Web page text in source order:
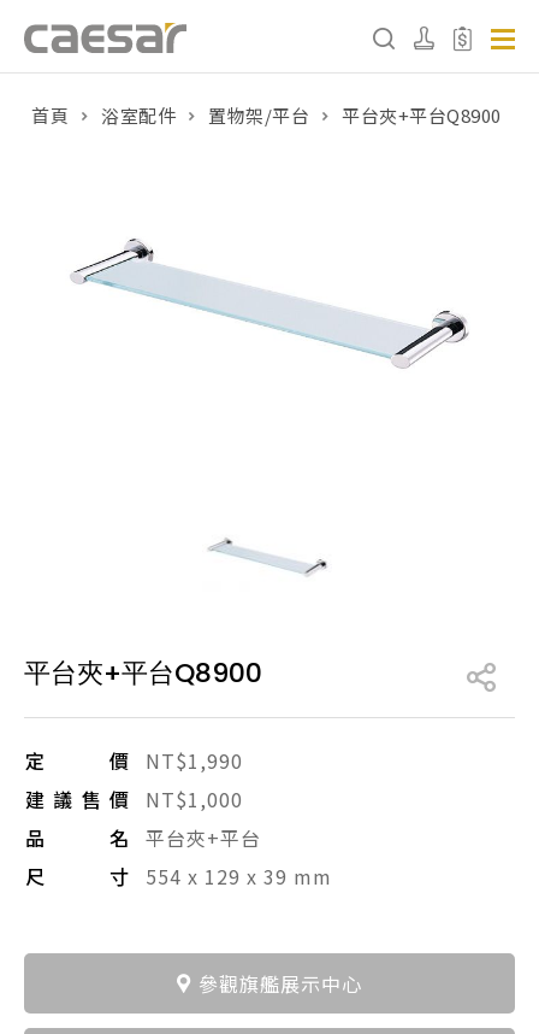
請選擇產品
已下架商品
販賣中商品 已下架商品
搜尋產品
首頁 浴室配件 置物架/平台 平台夾+平台Q8900
平台夾+平台Q8900
定價
NT$1,990
建議售價
NT$1,000
品名
平台夾+平台
尺寸
554 x 129 x 39 mm
參觀旗艦展示中心